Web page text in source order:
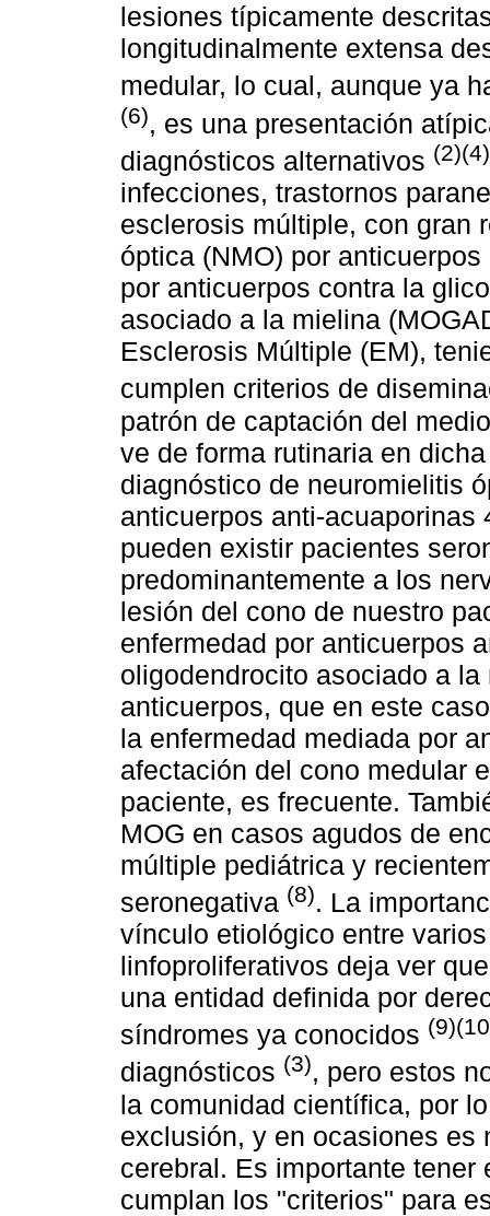
lesiones típicamente
longitudinalmente extensa
medular, lo cual, aunque ya
(6), es una presentación
diagnósticos alternativos (2)(4)
infecciones, trastornos
esclerosis múltiple, con gran
óptica (NMO) por
por anticuerpos contra la
asociado a la mielina
Esclerosis Múltiple (EM),
cumplen criterios de
patrón de captación del
ve de forma rutinaria en
diagnóstico de neuromielitis
anticuerpos anti-
pueden existir pacientes
predominantemente a los
lesión del cono de nuestro
enfermedad por anticuerpos
oligodendrocito asociado a
anticuerpos, que en este
la enfermedad mediada por
afectación del cono medular
paciente, es frecuente.
MOG en casos agudos de
múltiple pediátrica y
seronegativa (8). La
vínculo etiológico entre
linfoproliferativos deja ver
una entidad definida por
síndromes ya conocidos
diagnósticos (3), pero estos
la comunidad científica, por
exclusión, y en ocasiones es
cerebral. Es importante
cumplan los "criterios" para